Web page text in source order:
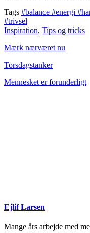
Tags #balance #energi
#trivsel
Inspiration, Tips og tricks
Mærk nærværet nu
Torsdagstanker
Mennesket er forunderligt
Ejlif Larsen
Mange års arbejde med